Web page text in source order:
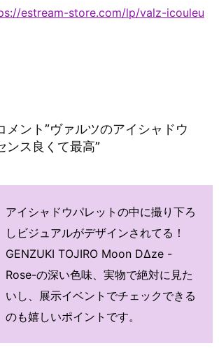
estream-store.com/lp/valz-icouleu
メント”ヴァルツのアイシャドウ
ンス良くて最高”
アイシャドウパレットの中に撮り下ろ
しビジュアルがデザインされてる！
GENZUKI TOJIRO Moon DΔze -
Rose-の深い色味、実物で絶対に見た
いし、展示イベントでチェックできる
のも嬉しいポイントです。